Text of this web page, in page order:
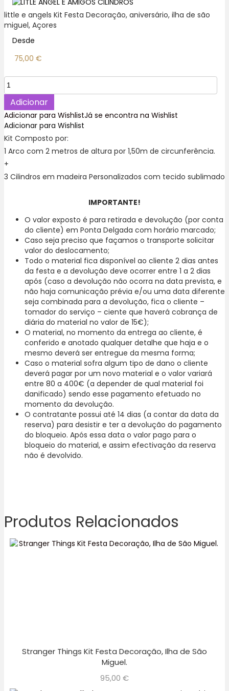
little e angels Kit Festa Decoração, aniversário, ilha de são
miguel, Açores
Desde
75,00 €
Quantidade
de
Litthle
e
Angels
Festa
Decoração
,
Ilha
Adicionar
Adicionar para WishlistJá se encontra na Wishlist
Adicionar para Wishlist
Kit Composto por:
1 Arco com 2 metros de altura por 1,50m de circunferência.
+
3 Cilindros em madeira Personalizados com tecido sublimado
IMPORTANTE!
O valor exposto é para retirada e devolução (por conta
do cliente) em Ponta Delgada com horário marcado;
Caso seja preciso que façamos o transporte solicitar
valor do deslocamento;
Todo o material fica disponível ao cliente 2 dias antes
da festa e a devolução deve ocorrer entre 1 a 2 dias
após (caso a devolução não ocorra na data prevista, e
não haja comunicação prévia e/ou uma data diferente
seja combinada para a devolução, fica o cliente –
tomador do serviço – ciente que haverá cobrança de
diária do material no valor de 15€);
O material, no momento da entrega ao cliente, é
conferido e anotado qualquer detalhe que haja e o
mesmo deverá ser entregue da mesma forma;
Caso o material sofra algum tipo de dano o cliente
deverá pagar por um novo material e o valor variará
entre 80 a 400€ (a depender de qual material foi
danificado) sendo esse pagamento efetuado no
momento da devolução.
O contratante possui até 14 dias (a contar da data da
reserva) para desistir e ter a devolução do pagamento
do bloqueio. Após essa data o valor pago para o
bloqueio do material, e assim efectivação da reserva
não é devolvido.
Produtos Relacionados
Stranger Things Kit Festa Decoração, Ilha de São
Miguel.
95,00 €